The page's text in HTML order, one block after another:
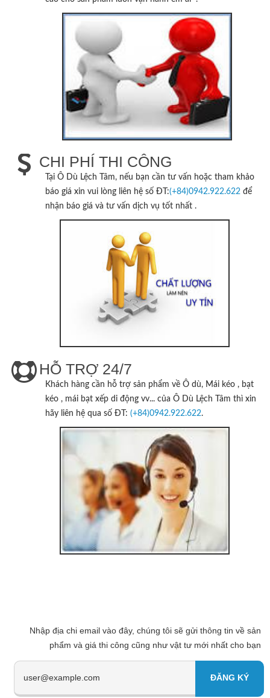
CHI PHÍ THI CÔNG
Tại Ô Dù Lệch Tâm, nếu bạn cần tư vấn hoặc tham khảo
báo giá xin vui lòng liên hệ số ĐT:(+84)0942.922.622 để
nhận báo giá và tư vấn dịch vụ tốt nhất .
HỖ TRỢ 24/7
Khách hàng cần hỗ trợ sản phẩm về Ô dù, Mái kéo , bạt
kéo , mái bạt xếp di động vv... của Ô Dù Lệch Tâm thì xin
hãy liên hệ qua số ĐT: (+84)0942.922.622.
Nhập địa chi email vào đây, chúng tôi sẽ gửi thông tin về sản
phẩm và giá thi công cũng như vật tư mới nhất cho bạn